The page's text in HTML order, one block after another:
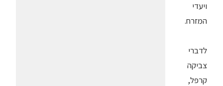
ויעדי
המזרח.
לדברי
צביקה
קרפל,